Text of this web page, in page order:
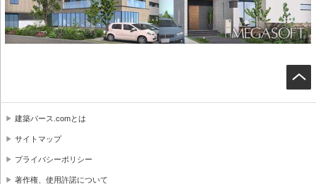
建築パース.comとは
サイトマップ
プライバシーポリシー
著作権、使用許諾について